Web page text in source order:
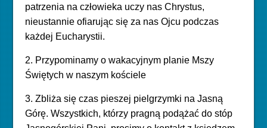
patrzenia na człowieka uczy nas Chrystus,
nieustannie ofiarując się za nas Ojcu podczas
każdej Eucharystii.
2. Przypominamy o wakacyjnym planie Mszy
Świętych w naszym kościele
3. Zbliża się czas pieszej pielgrzymki na Jasną
Górę. Wszystkich, którzy pragną podążać do stóp